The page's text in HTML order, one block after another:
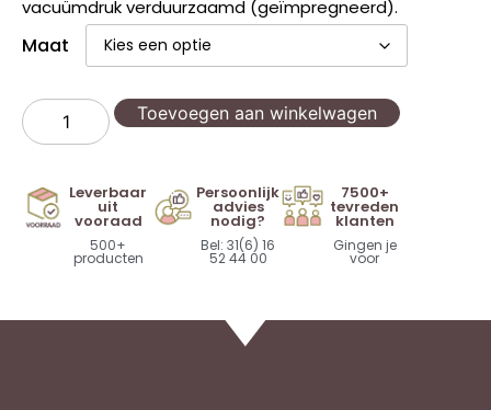
vacuümdruk verduurzaamd (geïmpregneerd).
Maat
Toevoegen aan winkelwagen
Leverbaar
uit
vooraad
500+
producten
Persoonlijk
advies
nodig?
Bel: 31(6) 16
52 44 00
7500+
tevreden
klanten
Gingen je
voor